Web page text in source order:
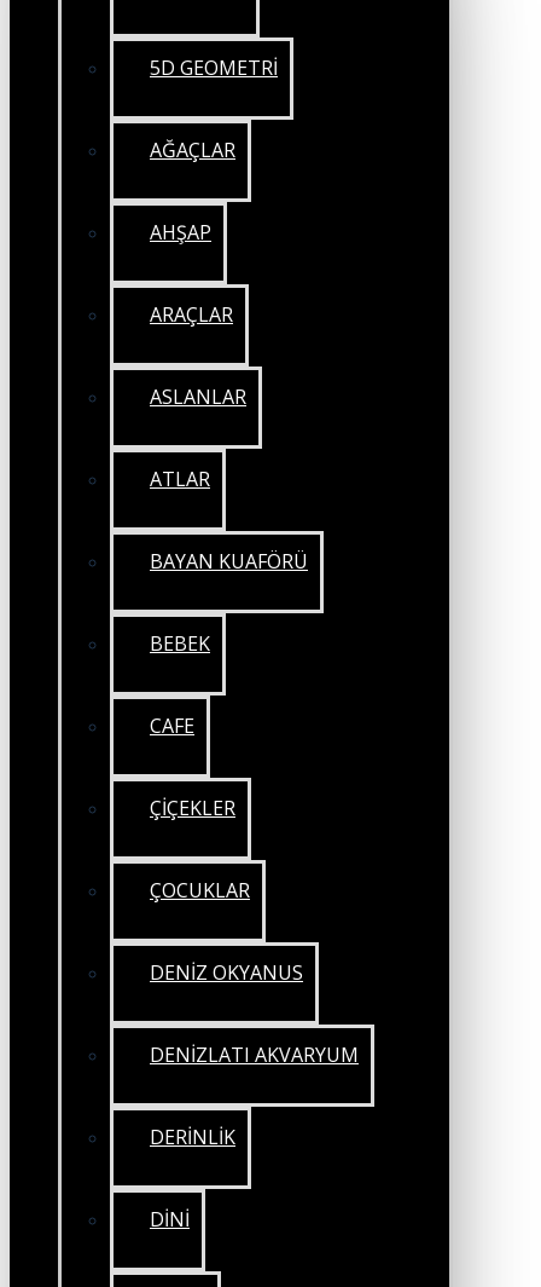
5D GEOMETRİ
AĞAÇLAR
AHŞAP
ARAÇLAR
ASLANLAR
ATLAR
BAYAN KUAFÖRÜ
BEBEK
CAFE
ÇİÇEKLER
ÇOCUKLAR
DENİZ OKYANUS
DENİZLATI AKVARYUM
DERİNLİK
DİNİ